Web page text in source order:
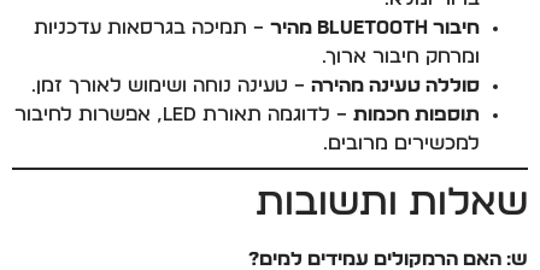
חיבור Bluetooth מהיר
– תמיכה בגרסאות עדכניות
ומרחק חיבור ארוך.
סוללה טעינה מהירה – טעינה נוחה ושימוש לאורך זמן.
תוספות חכמות
– לדוגמה תאורת LED, אפשרות לחיבור
למכשירים מרובים.
שאלות ותשובות
ש: האם הרמקולים עמידים למים?